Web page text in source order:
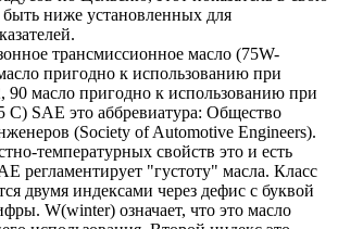
ниже установленных для
трансмиссионное масло (75W-
пригодно к использованию при
90 масло пригодно к использованию при
С) SAE это аббревиатура: Общество
(Society of Automotive Engineers).
температурных свойств это и есть
регламентирует "густоту" масла. Класс
двумя индексами через дефис с буквой
W(winter) означает, что это масло